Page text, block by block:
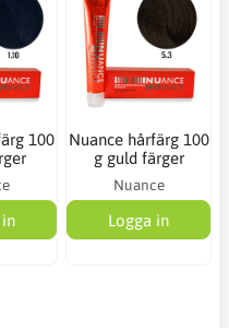
100
in
Nuance hårfärg 100
g guld färger
Nuance
Logga in